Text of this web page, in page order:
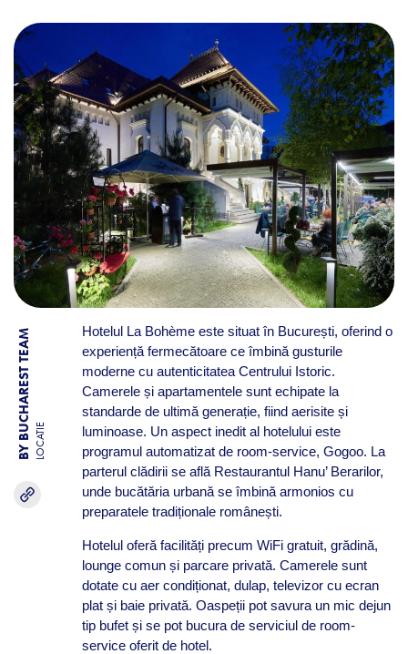
BY BUCHAREST TEAM LOCATIE
Hotelul La Bohème este situat în București, oferind o
experiență fermecătoare ce îmbină gusturile
moderne cu autenticitatea Centrului Istoric.
Camerele și apartamentele sunt echipate la
standarde de ultimă generație, fiind aerisite și
luminoase. Un aspect inedit al hotelului este
programul automatizat de room-service, Gogoo. La
parterul clădirii se află Restaurantul Hanu’ Berarilor,
unde bucătăria urbană se îmbină armonios cu
preparatele tradiționale românești.
Hotelul oferă facilități precum WiFi gratuit, grădină,
lounge comun și parcare privată. Camerele sunt
dotate cu aer condiționat, dulap, televizor cu ecran
plat și baie privată. Oaspeții pot savura un mic dejun
tip bufet și se pot bucura de serviciul de room-
service oferit de hotel.